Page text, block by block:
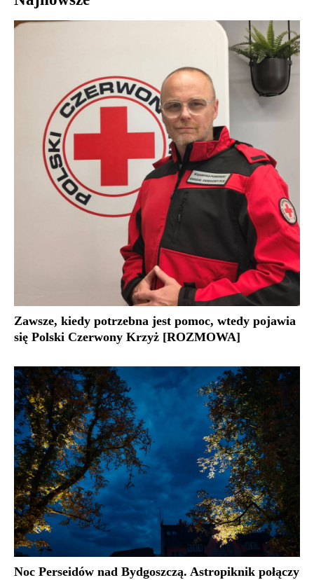
Zawsze, kiedy potrzebna jest pomoc, wtedy pojawia
się Polski Czerwony Krzyż [ROZMOWA]
Noc Perseidów nad Bydgoszczą. Astropiknik połączy